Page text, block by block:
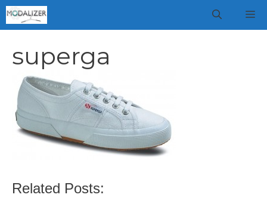
Vai
al
superga
Related Posts: